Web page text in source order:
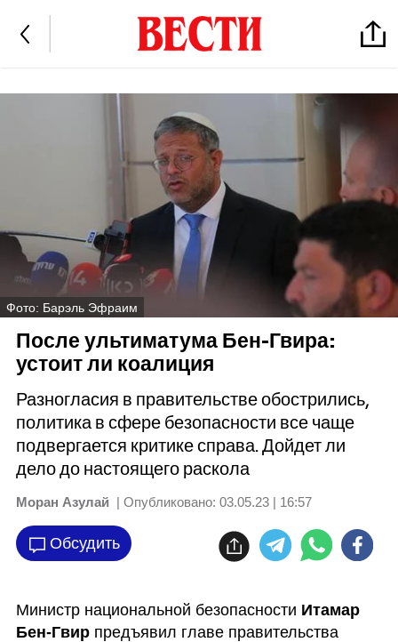
Фото: Барэль Эфраим
После ультиматума Бен-Гвира:
устоит ли коалиция
Разногласия в правительстве обострились,
политика в сфере безопасности все чаще
подвергается критике справа. Дойдет ли
дело до настоящего раскола
Моран Азулай | Опубликовано: 03.05.23 | 16:57
Обсудить
Министр национальной безопасности Итамар
Бен-Гвир
предъявил главе правительства